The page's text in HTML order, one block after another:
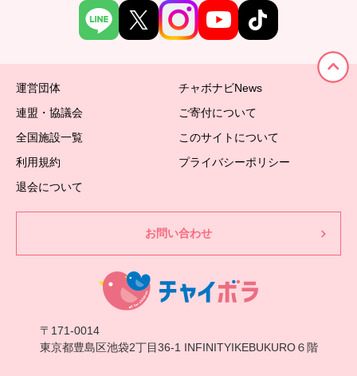
運営団体
チャボナビNews
連盟・協議会
ご寄付について
全国施設一覧
このサイトについて
利用規約
プライバシーポリシー
退会について
お問い合わせ
〒171-0014
東京都豊島区池袋2丁目36-1 INFINITYIKEBUKURO６階